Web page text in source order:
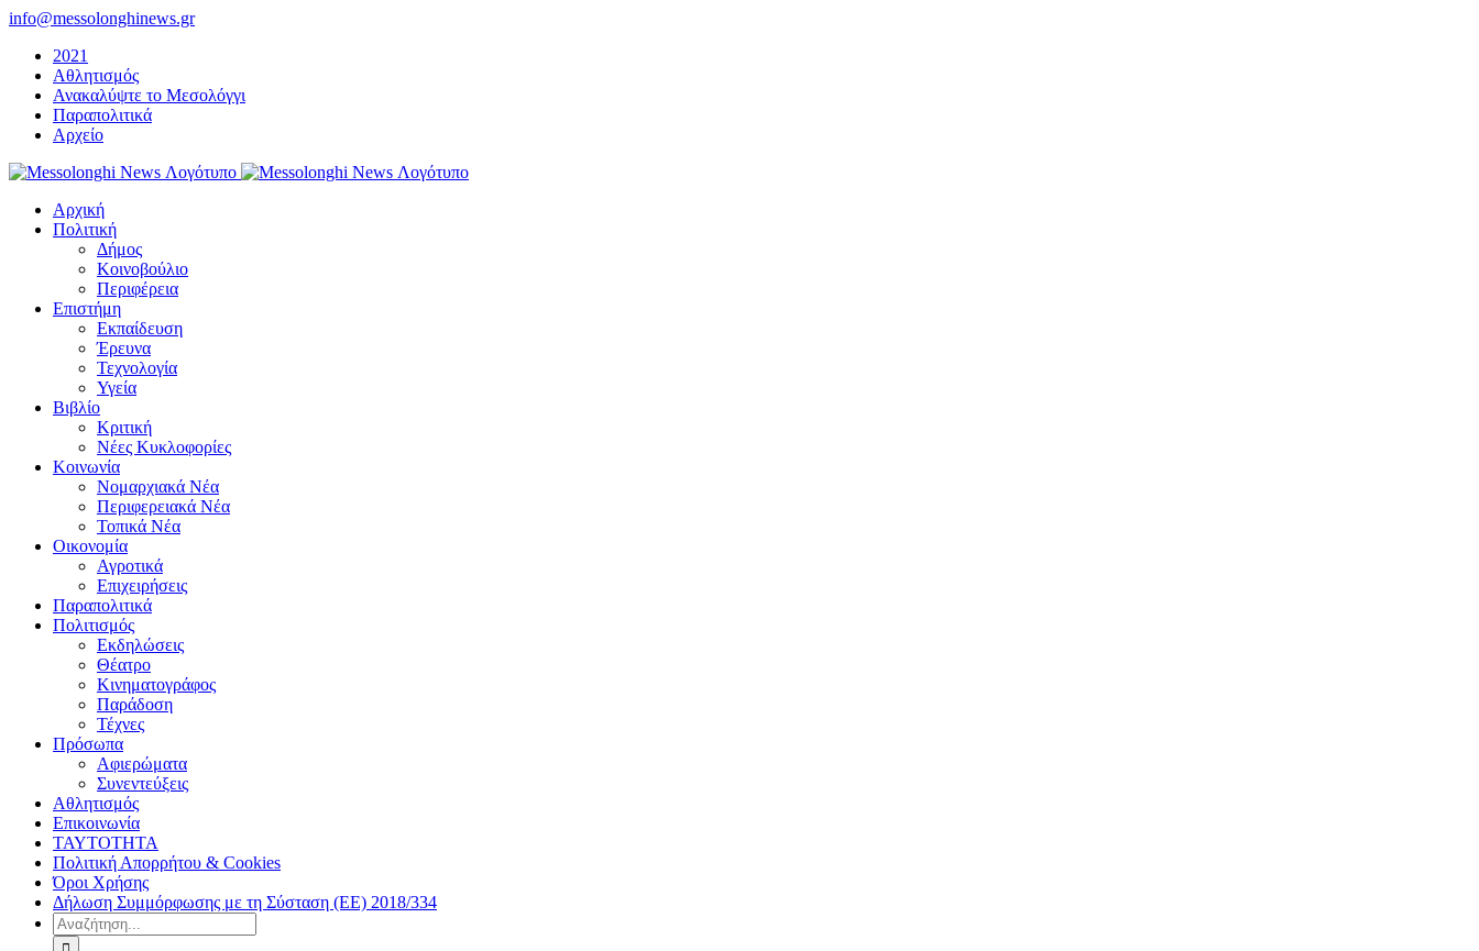
Μετάβαση
περιεχόμενο
info@messolonghinews.gr
2021
Αθλητισμός
Ανακαλύψτε το Μεσολόγγι
Παραπολιτικά
Αρχείο
Αρχική
Πολιτική
Δήμος
Κοινοβούλιο
Περιφέρεια
Επιστήμη
Εκπαίδευση
Έρευνα
Τεχνολογία
Υγεία
Βιβλίο
Κριτική
Νέες Κυκλοφορίες
Κοινωνία
Νομαρχιακά Νέα
Περιφερειακά Νέα
Τοπικά Νέα
Οικονομία
Αγροτικά
Επιχειρήσεις
Παραπολιτικά
Πολιτισμός
Εκδηλώσεις
Θέατρο
Κινηματογράφος
Παράδοση
Τέχνες
Πρόσωπα
Αφιερώματα
Συνεντεύξεις
Αθλητισμός
Επικοινωνία
ΤΑΥΤΟΤΗΤΑ
Πολιτική Απορρήτου & Cookies
Όροι Χρήσης
Δήλωση Συμμόρφωσης με τη Σύσταση (ΕΕ) 2018/334
Αναζήτηση
για: